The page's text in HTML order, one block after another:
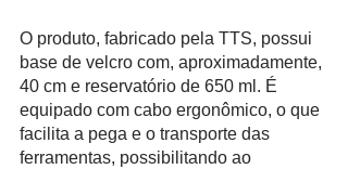
O produto, fabricado pela TTS, possui
base de velcro com, aproximadamente,
40 cm e reservatório de 650 ml. É
equipado com cabo ergonômico, o que
facilita a pega e o transporte das
ferramentas, possibilitando ao